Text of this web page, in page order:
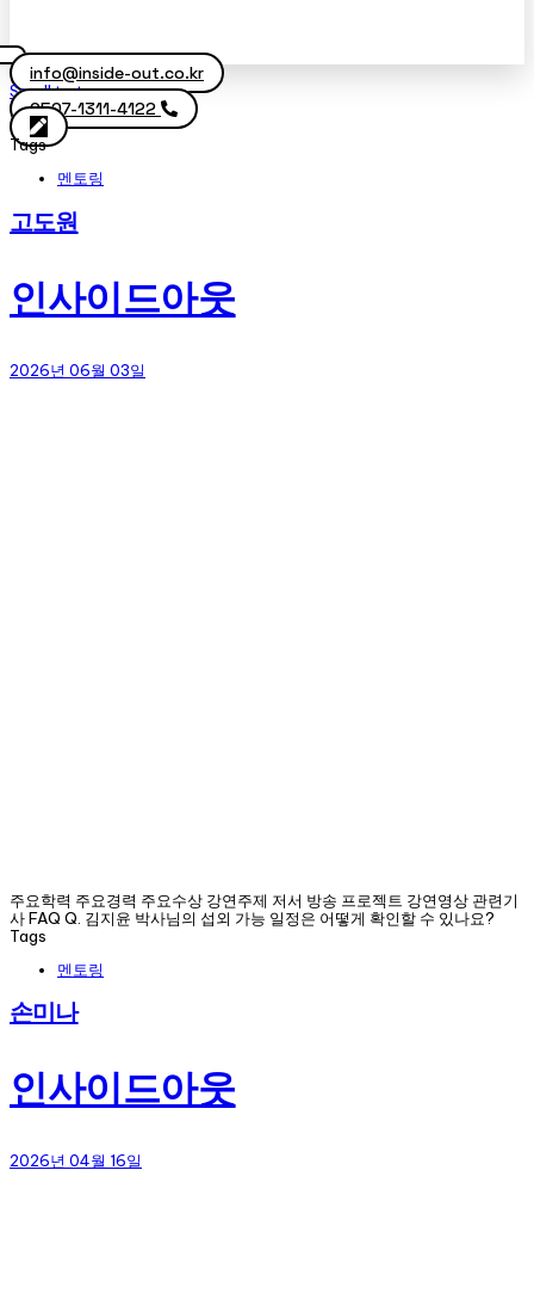
info@inside-out.co.kr
Scroll to top
0507-1311-4122
Tags
멘토링
고도원
인사이드아웃
2026년 06월 03일
주요학력 주요경력 주요수상 강연주제 저서 방송 프로젝트 강연영상 관련기
사 FAQ Q. 김지윤 박사님의 섭외 가능 일정은 어떻게 확인할 수 있나요?
Tags
멘토링
손미나
인사이드아웃
2026년 04월 16일